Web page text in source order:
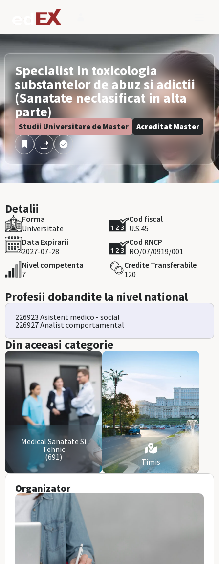
Specialist in toxicologia
substantelor de abuz si adictii
(Sanatate neclasificat in alta
parte)
Studii Universitare de Master Acreditat Master
Organizator
Detalii
Forma
Universitate
Cod fiscal
U.S.45
Data Expirarii
2027-07-28
Cod RNCP
RO/07/0919/001
Nivel competenta
7
Credite Transferabile
120
Profesii dobandite la nivel national
226923 Asistent medico - social
226927 Analist comportamental
Din aceeasi categorie
Medical Sanatate Si
Tehnic
(691)
Timis